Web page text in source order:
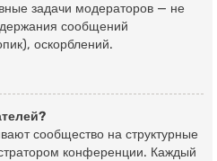
задачи модераторов — не
сообщений
оскорблений.
сообщество на структурные
конференции. Каждый